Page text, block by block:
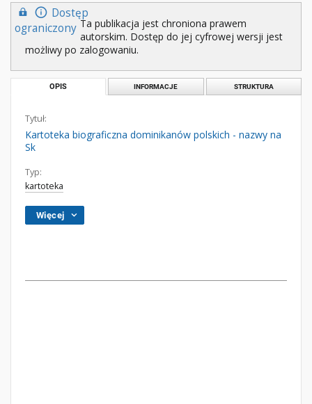
Dostęp
ograniczony Ta publikacja jest chroniona prawem
autorskim. Dostęp do jej cyfrowej wersji jest
możliwy po zalogowaniu.
OPIS INFORMACJE STRUKTURA
Tytuł:
Kartoteka biograficzna dominikanów polskich - nazwy na
Sk
Typ:
kartoteka
Więcej